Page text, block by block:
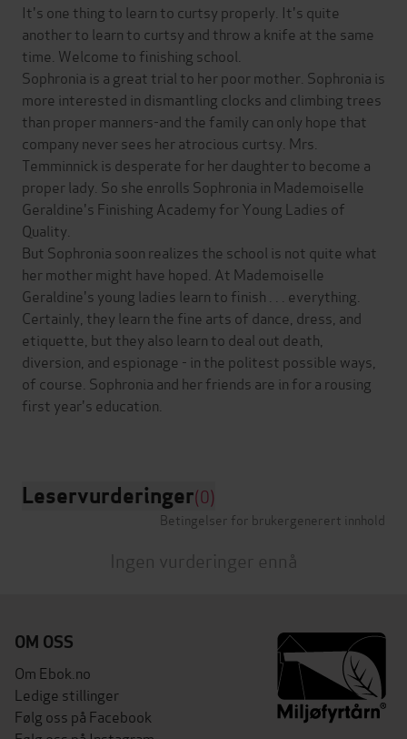
It's one thing to learn to curtsy properly. It's quite
another to learn to curtsy and throw a knife at the same
time. Welcome to finishing school.
Sophronia is a great trial to her poor mother. Sophronia is
more interested in dismantling clocks and climbing trees
than proper manners-and the family can only hope that
company never sees her atrocious curtsy. Mrs.
Temminnick is desperate for her daughter to become a
proper lady. So she enrolls Sophronia in Mademoiselle
Geraldine's Finishing Academy for Young Ladies of
Quality.
But Sophronia soon realizes the school is not quite what
her mother might have hoped. At Mademoiselle
Geraldine's young ladies learn to finish . . . everything.
Certainly, they learn the fine arts of dance, dress, and
etiquette, but they also learn to deal out death,
diversion, and espionage - in the politest possible ways,
of course. Sophronia and her friends are in for a rousing
first year's education.
Leservurderinger(0)
Betingelser for brukergenerert innhold
Ingen vurderinger ennå
OM OSS
Om Ebok.no
Ledige stillinger
Følg oss på Facebook